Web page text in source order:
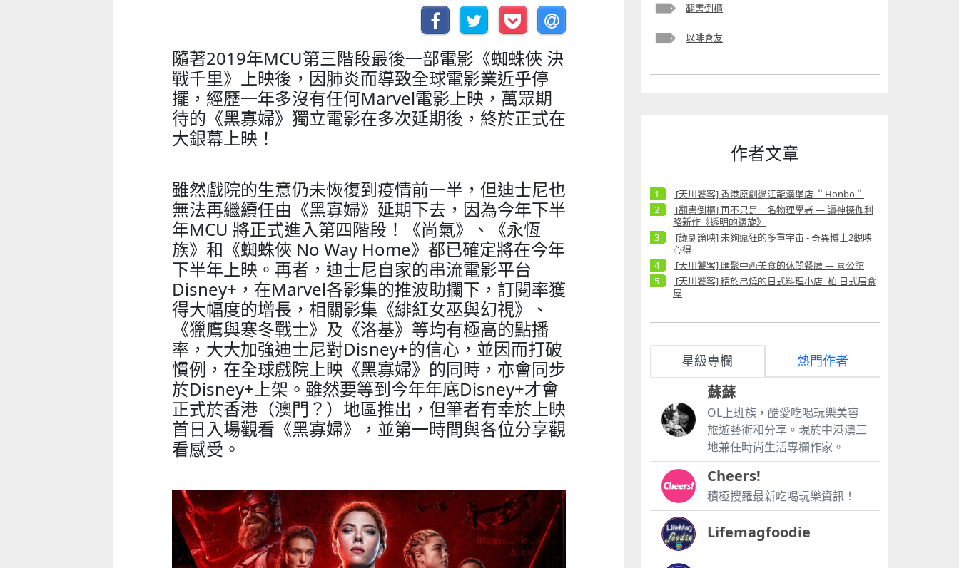
隨著2019年MCU第三階段最後一部電影《蜘蛛俠 決
戰千里》上映後，因肺炎而導致全球電影業近乎停
擺，經歷一年多沒有任何Marvel電影上映，萬眾期
待的《黑寡婦》獨立電影在多次延期後，終於正式在
大銀幕上映！
雖然戲院的生意仍未恢復到疫情前一半，但迪士尼也
無法再繼續任由《黑寡婦》延期下去，因為今年下半
年MCU 將正式進入第四階段！《尚氣》、《永恆
族》和《蜘蛛俠 No Way Home》都已確定將在今年
下半年上映。再者，迪士尼自家的串流電影平台
Disney+，在Marvel各影集的推波助攔下，訂閱率獲
得大幅度的增長，相關影集《緋紅女巫與幻視》、
《獵鷹與寒冬戰士》及《洛基》等均有極高的點播
率，大大加強迪士尼對Disney+的信心，並因而打破
慣例，在全球戲院上映《黑寡婦》的同時，亦會同步
於Disney+上架。雖然要等到今年年底Disney+才會
正式於香港（澳門？）地區推出，但筆者有幸於上映
首日入場觀看《黑寡婦》，並第一時間與各位分享觀
看感受。
翻書倒櫃
以啡會友
作者文章
[天川饕客] 香港原創過江龍漢堡店 ＂Honbo＂
[翻書倒櫃] 再不只是一名物理學者 — 讀神探伽利
略新作《透明的螺旋》
[議劇論映] 未夠瘋狂的多重宇宙 - 奇異博士2觀映
心得
[天川饕客] 匯聚中西美食的休閒餐廳 — 喜公館
[天川饕客] 精於串燒的日式料理小店- 柏 日式居食
屋
星級專欄 熱門作者
蘇蘇
OL上班族，酷愛吃喝玩樂美容
旅遊藝術和分享。現於中港澳三
地兼任時尚生活專欄作家。
Cheers!
積極搜羅最新吃喝玩樂資訊！
Lifemagfoodie